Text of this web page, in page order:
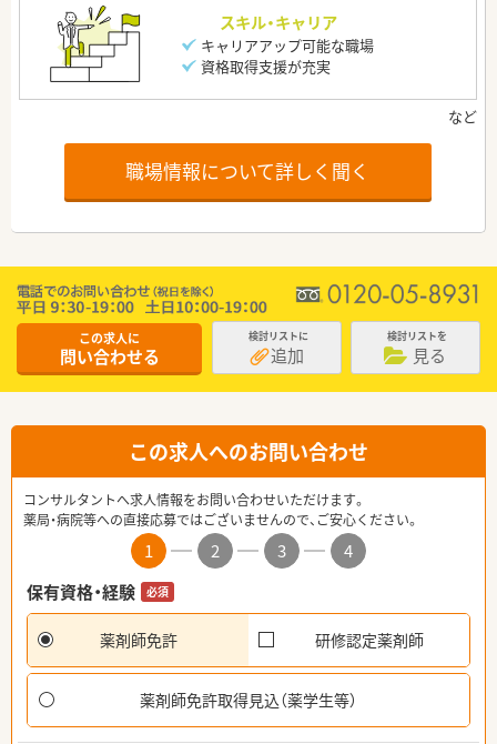
スキル・キャリア
キャリアアップ可能な職場
資格取得支援が充実
職場情報について詳しく聞く
この求人に
問い合わせる
検討リストに
追加
検討リストを
見る
この求人へのお問い合わせ
コンサルタントへ求人情報をお問い合わせいただけます。
薬局・病院等への直接応募ではございませんので、ご安心ください。
1 2 3
4
保有資格・経験
必須
薬剤師免許 研修認定薬剤師
薬剤師免許取得見込（薬学生等）